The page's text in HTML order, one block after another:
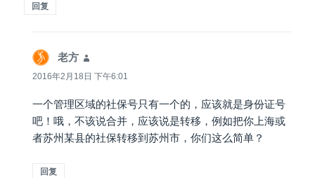
回复
老方
道：
2016年2月18日 下午6:01
一个管理区域的社保号只有一个的，应该就是身份证号
吧！哦，不该说合并，应该说是转移，例如把你上海或
者苏州某县的社保转移到苏州市，你们这么简单？
回复